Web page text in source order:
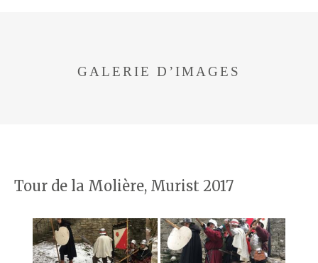
GALERIE D’IMAGES
Tour de la Molière, Murist 2017